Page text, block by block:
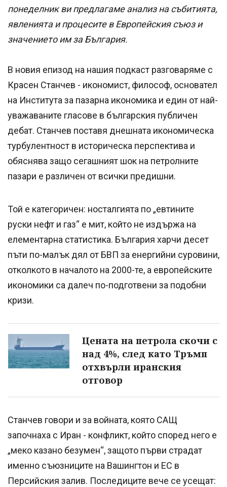
понеделник ви предлагаме анализ на събитията,
явленията и процесите в Европейския съюз и
значението им за България.
В новия епизод на нашия подкаст разговаряме с
Красен Станчев - икономист, философ, основател
на Института за пазарна икономика и един от най-
уважаваните гласове в българския публичен
дебат. Станчев поставя днешната икономическа
турбулентност в историческа перспектива и
обяснява защо сегашният шок на петролните
пазари е различен от всички предишни.
Той е категоричен: носталгията по „евтините
руски нефт и газ“ е мит, който не издържа на
елементарна статистика. България харчи десет
пъти по-малък дял от БВП за енергийни суровини,
отколкото в началото на 2000-те, а европейските
икономики са далеч по-подготвени за подобни
кризи.
Цената на петрола скочи с
над 4%, след като Тръмп
отхвърли иранския
отговор
Станчев говори и за войната, която САЩ
започнаха с Иран - конфликт, който според него е
„меко казано безумен“, защото първи страдат
именно съюзниците на Вашингтон и ЕС в
Персийския залив. Последиците вече се усещат: